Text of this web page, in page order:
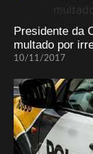
Presidente da
multado por
10/11/2017